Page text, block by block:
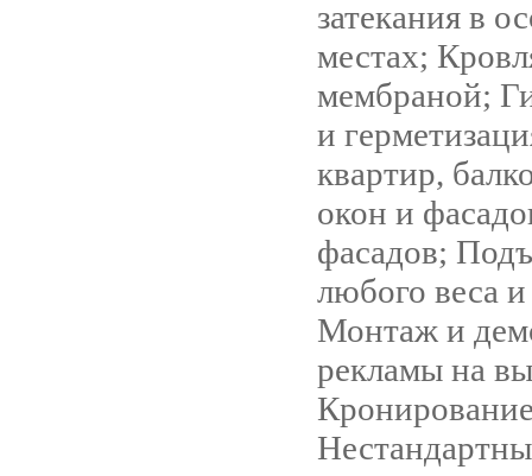
затекания в
местах;
мембраной;
и
квартир,
окон и
фасадов;
любого веса и
Монтаж и
рекламы на